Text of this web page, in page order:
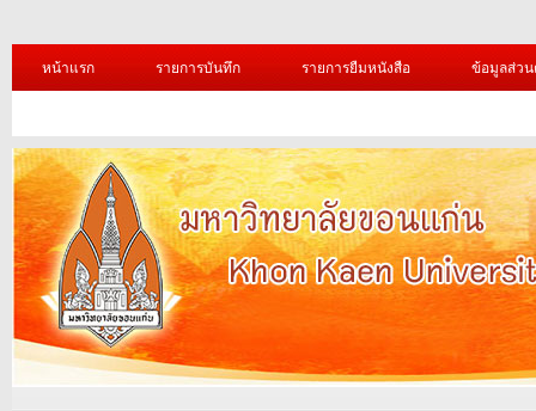
หน้าแรก รายการบันทึก รายการยืมหนังสือ ข้อมูลส่ว